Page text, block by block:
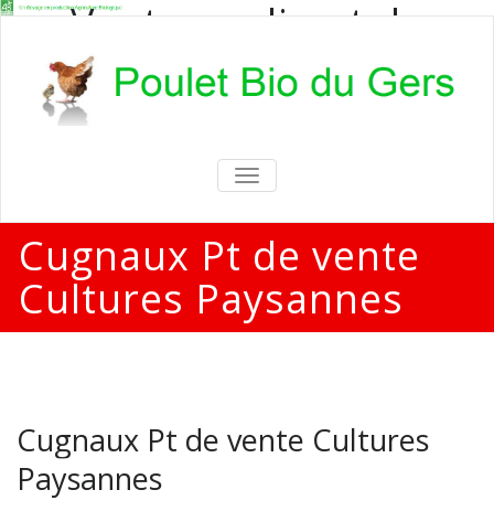
Vente en direct de
poulets bio
Vente en direct de poulets bio aux
particuliers et professionnels
TOGGLE
NAVIGATION
Cugnaux Pt de vente
Cultures Paysannes
Cugnaux Pt de vente Cultures
Paysannes